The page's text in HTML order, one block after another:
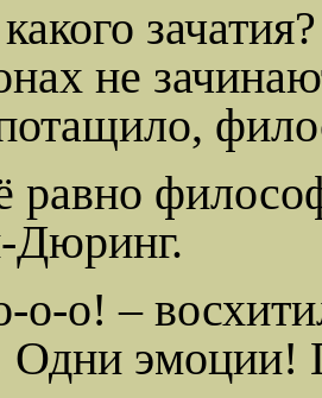
не
равно
Дюринг.
о-о! –
Одни эмоции!